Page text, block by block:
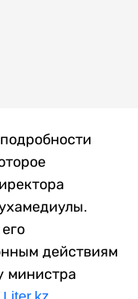
действиям
министра